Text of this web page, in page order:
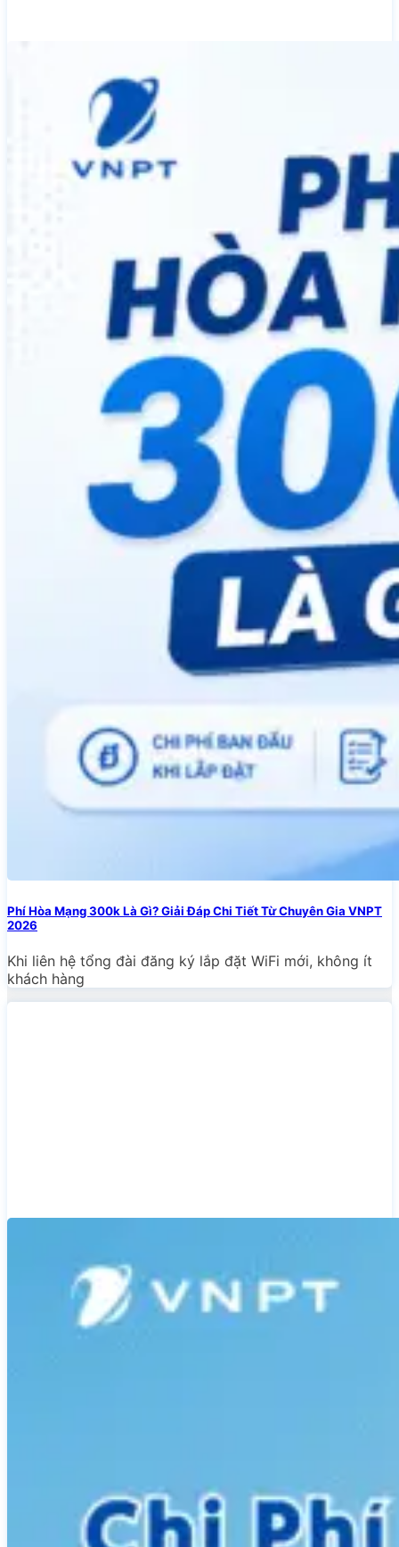
Phí Hòa Mạng 300k Là Gì? Giải Đáp Chi Tiết Từ Chuyên Gia VNPT
2026
Khi liên hệ tổng đài đăng ký lắp đặt WiFi mới, không ít
khách hàng